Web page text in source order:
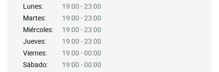
Lunes:
19:00 - 23:00
Martes:
19:00 - 23:00
Miércoles:
19:00 - 23:00
Jueves:
19:00 - 23:00
Viernes:
19:00 - 00:00
Sábado:
19:00 - 00:00